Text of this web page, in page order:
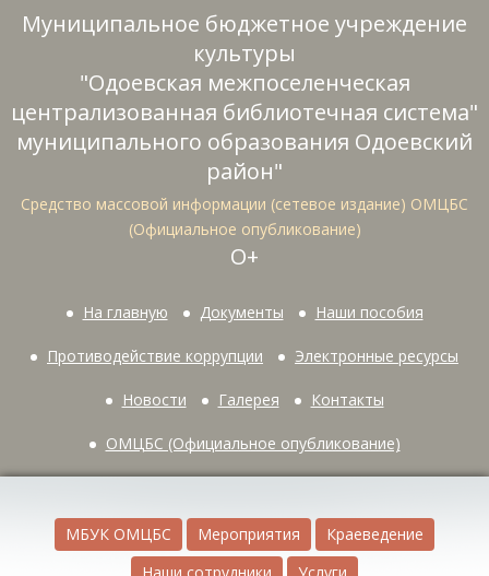
Муниципальное бюджетное учреждение
культуры
"Одоевская межпоселенческая
централизованная библиотечная система"
муниципального образования Одоевский
район"
Средство массовой информации (сетевое издание) ОМЦБС
(Официальное опубликование)
О+
На главную Документы Наши пособия
Противодействие коррупции Электронные ресурсы
Новости Галерея Контакты
ОМЦБС (Официальное опубликование)
МБУК ОМЦБС Мероприятия
Краеведение
Наши сотрудники
Услуги